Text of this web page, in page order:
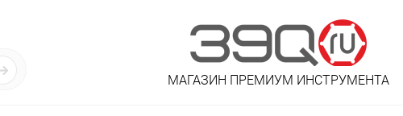
МАГАЗИН ПРЕМИУМ ИНСТРУМЕНТА